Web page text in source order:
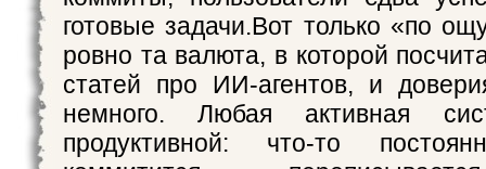
готовые задачи.Вот только «по
ровно та валюта, в которой
статей про ИИ-агентов, и
немного. Любая активная
продуктивной: что-то